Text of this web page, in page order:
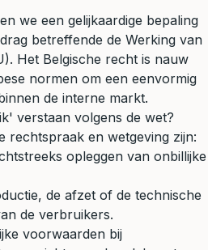
we een gelijkaardige bepaling
betreffende de Werking van
Het Belgische recht is nauw
normen om een eenvormig
de interne markt.
verstaan volgens de wet?
rechtspraak en wetgeving zijn:
opleggen van onbillijke
de afzet of de technische
de verbruikers.
voorwaarden bij